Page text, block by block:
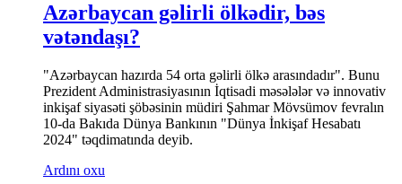
Azərbaycan gəlirli ölkədir, bəs
vətəndaşı?
"Azərbaycan hazırda 54 orta gəlirli ölkə arasındadır". Bunu
Prezident Administrasiyasının İqtisadi məsələlər və innovativ
inkişaf siyasəti şöbəsinin müdiri Şahmar Mövsümov fevralın
10-da Bakıda Dünya Bankının "Dünya İnkişaf Hesabatı
2024" təqdimatında deyib.
Ardını oxu